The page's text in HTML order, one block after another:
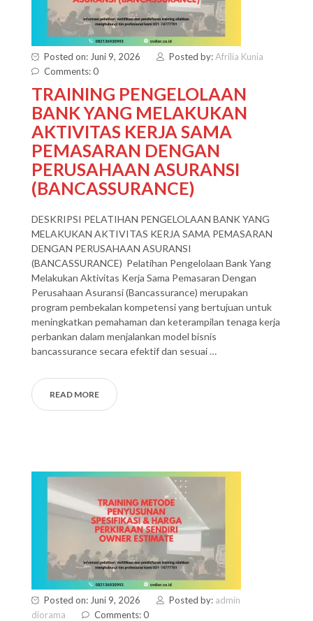
Posted on: Juni 9, 2026 Posted by:Afrilia Kunia
Comments: 0
TRAINING PENGELOLAAN
BANK YANG MELAKUKAN
AKTIVITAS KERJA SAMA
PEMASARAN DENGAN
PERUSAHAAN ASURANSI
(BANCASSURANCE)
DESKRIPSI PELATIHAN PENGELOLAAN BANK YANG
MELAKUKAN AKTIVITAS KERJA SAMA PEMASARAN
DENGAN PERUSAHAAN ASURANSI
(BANCASSURANCE) Pelatihan Pengelolaan Bank Yang
Melakukan Aktivitas Kerja Sama Pemasaran Dengan
Perusahaan Asuransi (Bancassurance) merupakan
program pembekalan kompetensi yang bertujuan untuk
meningkatkan pemahaman dan keterampilan tenaga kerja
perbankan dalam menjalankan model bisnis
bancassurance secara efektif dan sesuai …
READ MORE
Posted on: Juni 9, 2026 Posted by: admin
diorama
Comments: 0